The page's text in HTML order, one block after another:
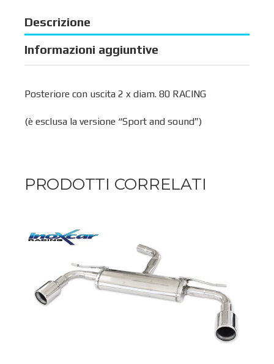
Descrizione
Informazioni aggiuntive
Posteriore con uscita 2 x diam. 80 RACING
(è esclusa la versione “Sport and sound”)
PRODOTTI CORRELATI